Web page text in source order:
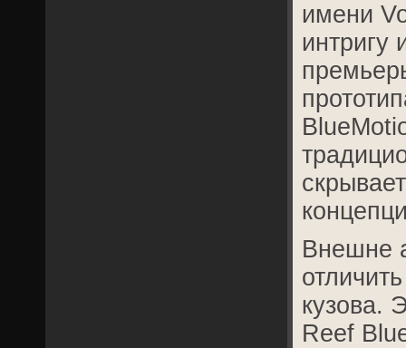
имени
интригу
Внешне
кузова.
Reef